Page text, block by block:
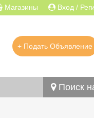
Вход /
Магазины
+ Подать Объявление
Поиск